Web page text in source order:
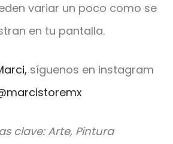
variar un poco como se
en tu pantalla.
síguenos en instagram
clave: Arte, Pintura